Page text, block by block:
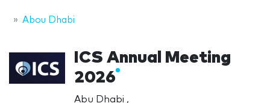
Abou Dhabi
ICS Annual Meeting
2026
Abu Dhabi ,